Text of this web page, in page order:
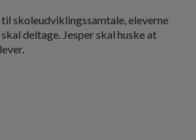
skoleudviklingssamtale, eleverne
deltage. Jesper skal huske at